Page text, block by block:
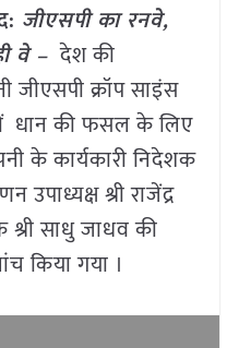
: जीएसपी का रनवे,
वे – देश की
जीएसपी क्रॉप साइंस
धान की फसल के लिए
के कार्यकारी निदेशक
उपाध्यक्ष श्री राजेंद्र
साधु जाधव की
किया गया ।